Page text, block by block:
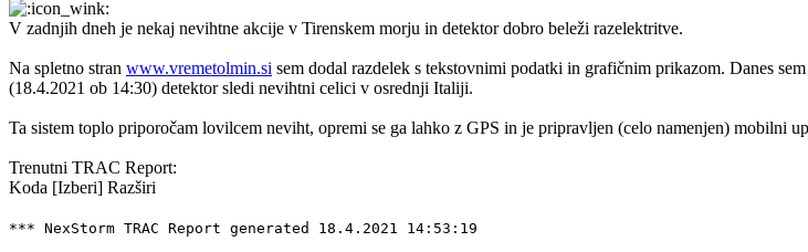
V zadnjih dneh je nekaj nevihtne akcije v Tirenskem morju in detektor dobro beleži razelektritve.
Na spletno stran www.vremetolmin.si sem dodal razdelek s tekstovnimi podatki in grafičnim prikazom. Danes
(18.4.2021 ob 14:30) detektor sledi nevihtni celici v osrednji Italiji.
Ta sistem toplo priporočam lovilcem neviht, opremi se ga lahko z GPS in je pripravljen (celo namenjen) mobilni
Trenutni TRAC Report:
Koda [Izberi] Razširi
*** NexStorm TRAC Report generated 18.4.2021 14:53:19